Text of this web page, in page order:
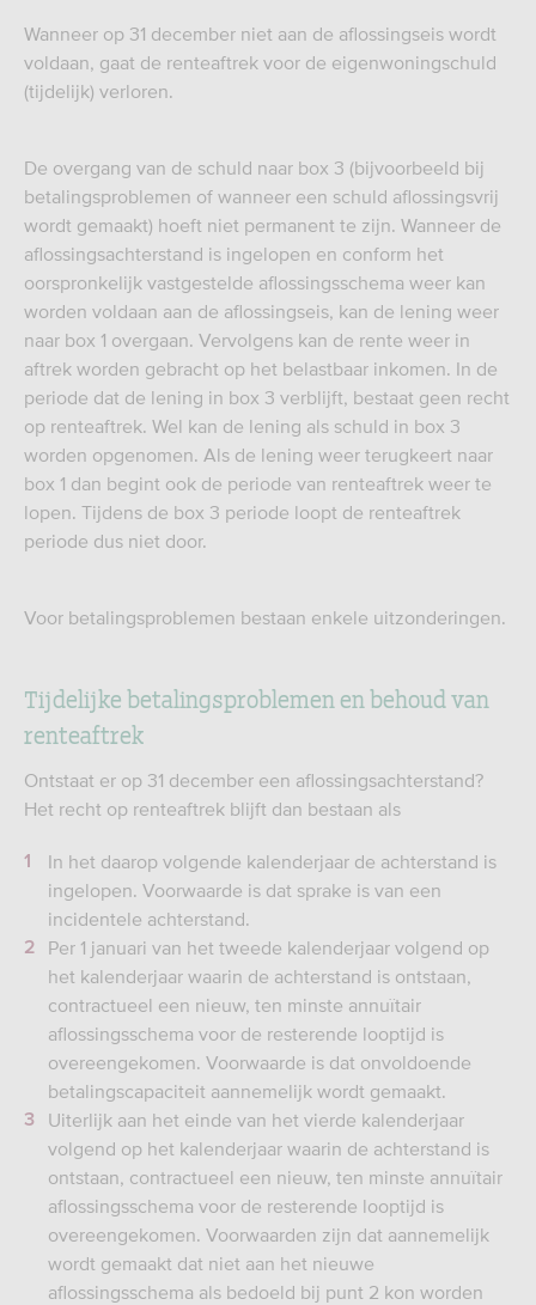
Wanneer op 31 december niet aan de aflossingseis wordt
voldaan, gaat de renteaftrek voor de eigenwoningschuld
(tijdelijk) verloren.
De overgang van de schuld naar box 3 (bijvoorbeeld bij
betalingsproblemen of wanneer een schuld aflossingsvrij
wordt gemaakt) hoeft niet permanent te zijn. Wanneer de
aflossingsachterstand is ingelopen en conform het
oorspronkelijk vastgestelde aflossingsschema weer kan
worden voldaan aan de aflossingseis, kan de lening weer
naar box 1 overgaan. Vervolgens kan de rente weer in
aftrek worden gebracht op het belastbaar inkomen. In de
periode dat de lening in box 3 verblijft, bestaat geen recht
op renteaftrek. Wel kan de lening als schuld in box 3
worden opgenomen. Als de lening weer terugkeert naar
box 1 dan begint ook de periode van renteaftrek weer te
lopen. Tijdens de box 3 periode loopt de renteaftrek
periode dus niet door.
Voor betalingsproblemen bestaan enkele uitzonderingen.
Tijdelijke betalingsproblemen en behoud van
renteaftrek
Ontstaat er op 31 december een aflossingsachterstand?
Het recht op renteaftrek blijft dan bestaan als
In het daarop volgende kalenderjaar de achterstand is
ingelopen. Voorwaarde is dat sprake is van een
incidentele achterstand.
Per 1 januari van het tweede kalenderjaar volgend op
het kalenderjaar waarin de achterstand is ontstaan,
contractueel een nieuw, ten minste annuïtair
aflossingsschema voor de resterende looptijd is
overeengekomen. Voorwaarde is dat onvoldoende
betalingscapaciteit aannemelijk wordt gemaakt.
Uiterlijk aan het einde van het vierde kalenderjaar
volgend op het kalenderjaar waarin de achterstand is
ontstaan, contractueel een nieuw, ten minste annuïtair
aflossingsschema voor de resterende looptijd is
overeengekomen. Voorwaarden zijn dat aannemelijk
wordt gemaakt dat niet aan het nieuwe
aflossingsschema als bedoeld bij punt 2 kon worden